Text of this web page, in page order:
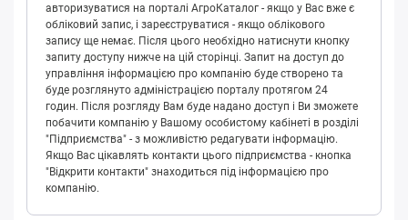
авторизуватися на порталі АгроКаталог - якщо у Вас вже є
обліковий запис, і зареєструватися - якщо облікового
запису ще немає. Після цього необхідно натиснути кнопку
запиту доступу нижче на цій сторінці. Запит на доступ до
управління інформацією про компанію буде створено та
буде розглянуто адміністрацією порталу протягом 24
годин. Після розгляду Вам буде надано доступ і Ви зможете
побачити компанію у Вашому особистому кабінеті в розділі
"Підприємства" - з можливістю редагувати інформацію.
Якщо Вас цікавлять контакти цього підприємства - кнопка
"Відкрити контакти" знаходиться під інформацією про
компанію.